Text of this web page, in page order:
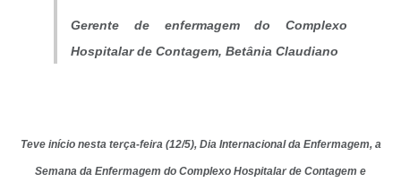
Gerente de enfermagem do Complexo
Hospitalar de Contagem, Betânia Claudiano
Teve início nesta terça-feira (12/5), Dia Internacional da Enfermagem, a
Semana da Enfermagem do Complexo Hospitalar de Contagem e